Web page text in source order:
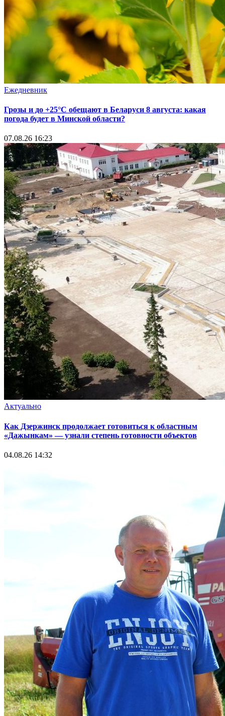
Ежедневник
Грозы и до +25°С обещают в Беларуси 8 августа: какая
погода будет в Минской области?
07.08.26 16:23
Актуально
Как Дзержинск продолжает готовиться к областным
«Дажынкам» — узнали степень готовности объектов
04.08.26 14:32